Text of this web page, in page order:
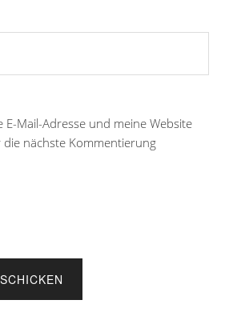
E-Mail-Adresse und meine Website
nächste Kommentierung